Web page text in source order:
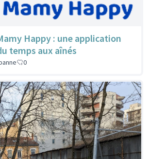
Happy : une application
temps aux aînés
0